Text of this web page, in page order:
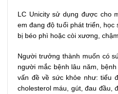
LC Unicity sử dụng được cho
em đang độ tuổi phát triển, học
bị béo phì hoặc còi xương,
Người trưởng thành muốn có
người mắc bệnh lâu năm,
vấn đề về sức khỏe như: tiểu
cholesterol máu, gút, đau đầu,